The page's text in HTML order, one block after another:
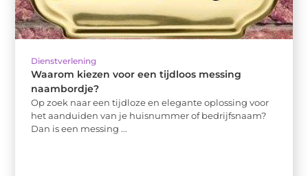
Dienstverlening
Waarom kiezen voor een tijdloos messing
naambordje?
Op zoek naar een tijdloze en elegante oplossing voor
het aanduiden van je huisnummer of bedrijfsnaam?
Dan is een messing ...